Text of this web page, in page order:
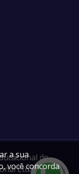
de
Ltda
a sua
você concorda